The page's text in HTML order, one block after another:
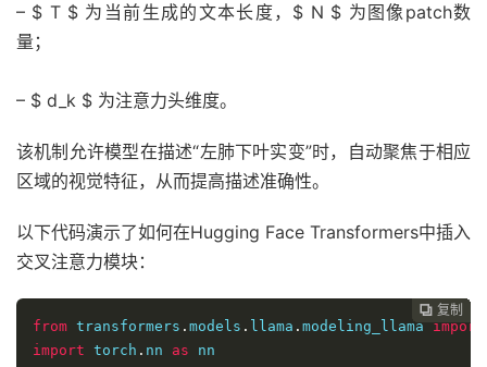
– $ T $ 为当前生成的文本长度，$ N $ 为图像patch数
量；
– $ d_k $ 为注意力头维度。
该机制允许模型在描述“左肺下叶实变”时，自动聚焦于相应
区域的视觉特征，从而提高描述准确性。
以下代码演示了如何在Hugging Face Transformers中插入
交叉注意力模块：
 复制
 复制
 复制
 复制
 复制
 复制
 复制
 复制
 复制
 复制
 复制
 复制
from transformers . models . llama . modeling_llama import
import torch . nn as nn